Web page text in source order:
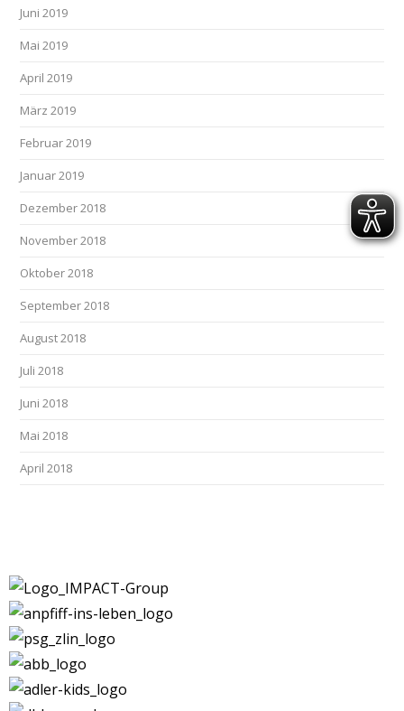
Juni 2019
Mai 2019
April 2019
März 2019
Februar 2019
Januar 2019
Dezember 2018
November 2018
Oktober 2018
September 2018
August 2018
Juli 2018
Juni 2018
Mai 2018
April 2018